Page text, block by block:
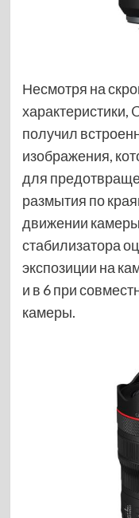
Несмотря на
характеристики,
получил
изображения,
для
размытия по
движении
стабилизатора
экспозиции на
и в 6 при
камеры.